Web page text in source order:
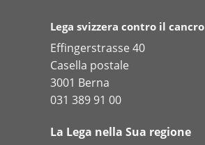
Lega svizzera contro il cancro
Effingerstrasse 40
Casella postale
3001 Berna
031 389 91 00
La Lega nella Sua regione